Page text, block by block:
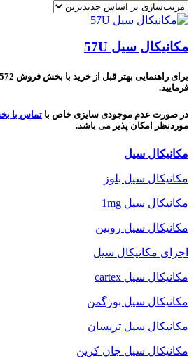
مکانیکال سیل 57U
فرمایید.
در صورت عدم موجودی سایزی خاص با تماس با
موردنظر امکان پذیر می باشد.
مکانیکال سیل
مکانیکال سیل بلوز
مکانیکال سیل 1mg
مکانیکال سیل روبین
اجزای مکانیکال سیل
مکانیکال سیل cartex
مکانیکال سیل بورگمن
مکانیکال سیل تریسان
مکانیکال سیل جان کرین